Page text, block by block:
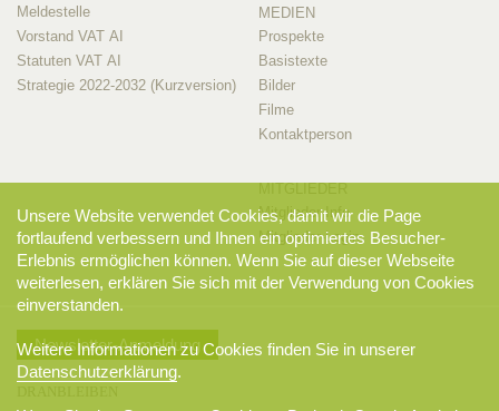
Meldestelle
Vorstand VAT AI
Statuten VAT AI
Strategie 2022-2032 (Kurzversion)
MEDIEN
Prospekte
Basistexte
Bilder
Filme
Kontaktperson
Mitglieder-Info
Mitglieder-Login
Newsletter-Anmeldung
Unsere Website verwendet Cookies, damit wir die Page
fortlaufend verbessern und Ihnen ein optimiertes Besucher-
Erlebnis ermöglichen können. Wenn Sie auf dieser Webseite
weiterlesen, erklären Sie sich mit der Verwendung von Cookies
einverstanden.
Weitere Informationen zu Cookies finden Sie in unserer
Datenschutzerklärung.